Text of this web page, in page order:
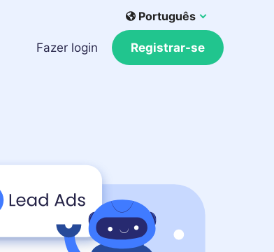
Português
Fazer login Registrar-se